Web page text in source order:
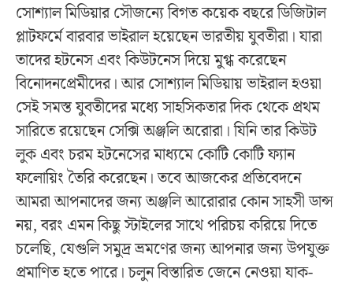
সোশ্যাল মিডিয়ার সৌজন্যে বিগত কয়েক বছরে ডিজিটাল
প্লাটফর্মে বারবার ভাইরাল হয়েছেন ভারতীয় যুবতীরা। যারা
তাদের হটনেস এবং কিউটনেস দিয়ে মুগ্ধ করেছেন
বিনোদনপ্রেমীদের। আর সোশ্যাল মিডিয়ায় ভাইরাল হওয়া
সেই সমস্ত যুবতীদের মধ্যে সাহসিকতার দিক থেকে প্রথম
সারিতে রয়েছেন সেক্সি অঞ্জলি অরোরা। যিনি তার কিউট
লুক এবং চরম হটনেসের মাধ্যমে কোটি কোটি ফ্যান
ফলোয়িং তৈরি করেছেন। তবে আজকের প্রতিবেদনে
আমরা আপনাদের জন্য অঞ্জলি আরোরার কোন সাহসী ডান্স
নয়, বরং এমন কিছু স্টাইলের সাথে পরিচয় করিয়ে দিতে
চলেছি, যেগুলি সমুদ্র ভ্রমণের জন্য আপনার জন্য উপযুক্ত
প্রমাণিত হতে পারে। চলুন বিস্তারিত জেনে নেওয়া যাক-